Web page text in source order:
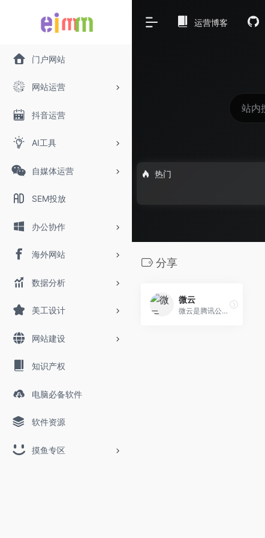
门户网站
网站运营
抖音运营
AI工具
自媒体运营
SEM投放
办公协作
海外网站
数据分析
美工设计
网站建设
知识产权
电脑必备软件
软件资源
摸鱼专区
运营博客
热门
分享
微云
微云是腾讯公司为用户精心打造的一项智能云服务